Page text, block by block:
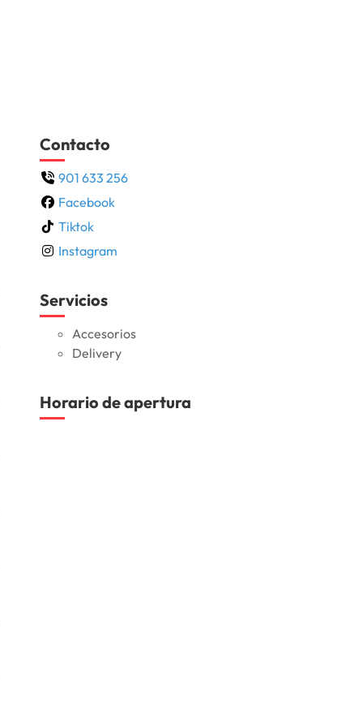
Contacto
901 633 256
Facebook
Tiktok
Instagram
Servicios
Accesorios
Delivery
Horario de apertura